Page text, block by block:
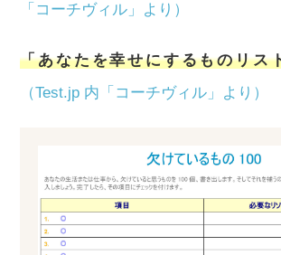
「コーチヴィル」より）
「あなたを幸せにするものリス
（Test.jp 内「コーチヴィル」より）